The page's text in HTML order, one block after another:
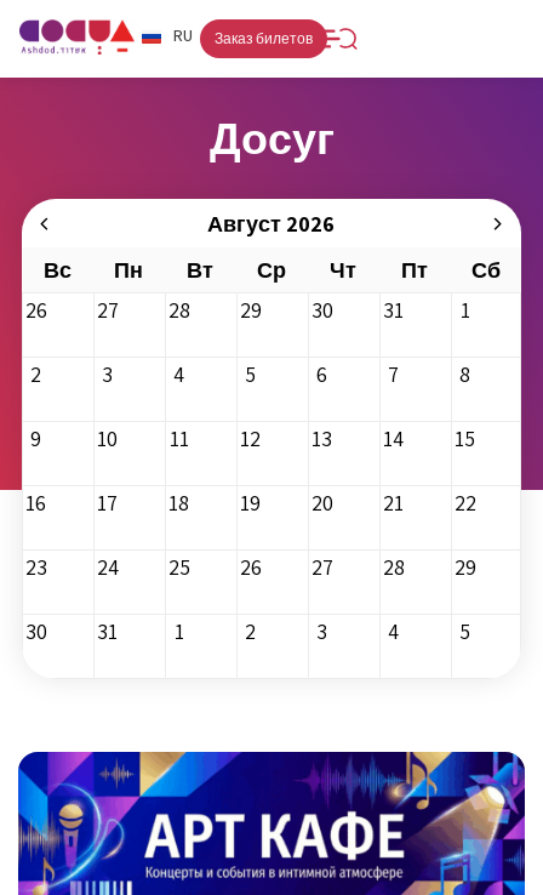
RU
HE
Заказ билетов
Досуг
Август 2026
Вс
Пн Вт Ср Чт Пт
Сб
26
27 28 29 30 31 1
2 3 4 5 6 7 8
9 10 11 12 13 14 15
16 17 18 19 20 21 22
23 24 25 26 27 28 29
30 31 1 2 3 4 5